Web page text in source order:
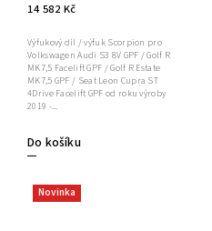
14 582 Kč
Do košíku
Výfukový díl / výfuk Scorpion pro
Volkswagen Audi S3 8V GPF / Golf R
MK7,5 Facelift GPF / Golf R Estate
MK7,5 GPF / Seat Leon Cupra ST
4Drive Facelift GPF od roku výroby
2019 -...
Novinka